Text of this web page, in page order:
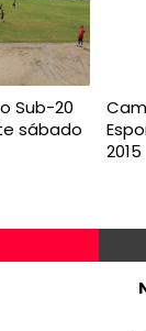
Sub-20
sábado
2015